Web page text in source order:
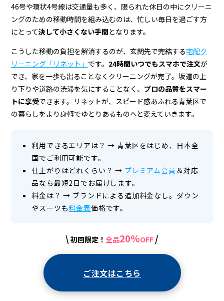
46号や環状4号線は交通量も多く、限られた休日の中にクリーニ
ングのための移動時間を組み込むのは、忙しい毎日を過ごす方
にとって決して小さくない手間となります。
こうした移動の負担を解消するのが、玄関先で完結する宅配ク
リーニング「リネット」 です。 24時間いつでもスマホで注文が
でき、家を一歩も出ることなくクリーニングが完了。坂道の上
り下りや道路の渋滞を気にすることなく、 プロの品質をスマー
トに享受できます。リネットが、スピード感あふれる青葉区で
の暮らしをより身軽でゆとりあるものへと変えていきます。
利用できるエリアは？ →青葉区をはじめ、日本全
国でご利用可能です。
仕上がりはどれくらい？ → プレミアム会員 ＆対応
品なら最短2日でお届けします。
料金は？ → ブランドによる追加料金なし。ダウン
やスーツも料金表価格です。
\ 初回限定！ 全品20%OFF /
ご注文はこちら